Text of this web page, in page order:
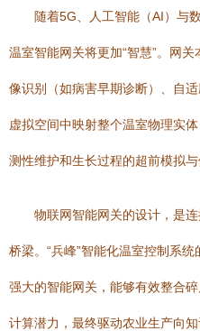
随着5G、人工智能（AI）与
温室智能网关将更加“智慧”。网
像识别（如病害早期诊断）、自
虚拟空间中映射整个温室物理实
测性维护和生长过程的超前模拟与
物联网智能网关的设计，是
桥梁。“兵峰”智能化温室控制系
强大的智能网关，能够有效整合
计算潜力，最终驱动农业生产向